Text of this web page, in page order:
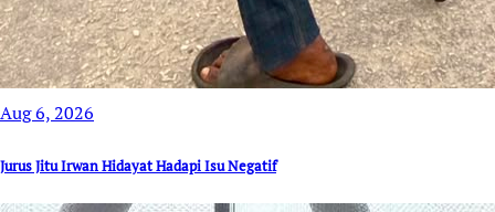
Aug 6, 2026
Jurus Jitu Irwan Hidayat Hadapi Isu Negatif